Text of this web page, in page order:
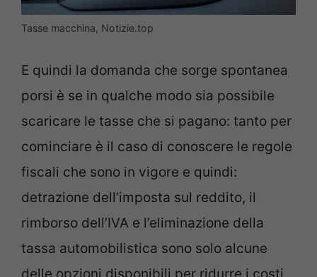
Tasse macchina, Notizie.top
E quindi la domanda che sorge spontanea
porsi è se in qualche modo sia possibile
scaricare le tasse che si pagano: tanto per
cominciare è il caso di conoscere le regole
fiscali che sono in vigore e quindi:
detrazione dell’imposta sul reddito, il
rimborso dell’IVA e l’eliminazione della
tassa automobilistica sono solo alcune
delle opzioni disponibili per ridurre i costi